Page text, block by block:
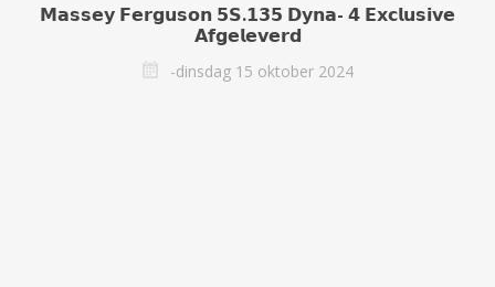
𝗠𝗮𝘀𝘀𝗲𝘆 𝗙𝗲𝗿𝗴𝘂𝘀𝗼𝗻 𝟱𝗦.𝟭𝟯𝟱 𝗗𝘆𝗻𝗮- 𝟰 𝗘𝘅𝗰𝗹𝘂𝘀𝗶𝘃𝗲
𝗔𝗳𝗴𝗲𝗹𝗲𝘃𝗲𝗿𝗱
-dinsdag 15 oktober 2024